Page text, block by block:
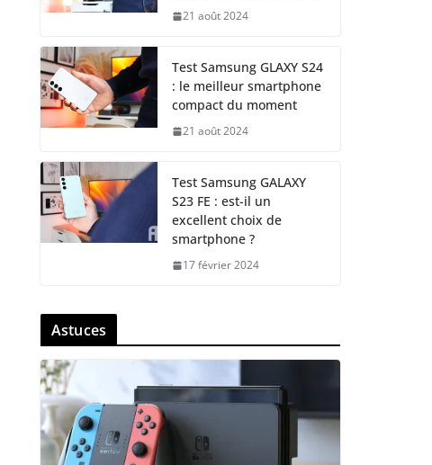
21 août 2024
Test Samsung GLAXY S24
: le meilleur smartphone
compact du moment
21 août 2024
Test Samsung GALAXY
S23 FE : est-il un
excellent choix de
smartphone ?
17 février 2024
Astuces